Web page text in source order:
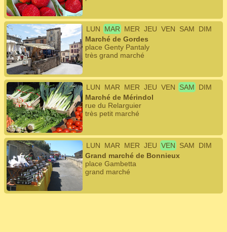
LUN MAR MER JEU VEN SAM
DIM
Marché de Gordes
place Genty Pantaly
très grand marché
LUN MAR MER JEU VEN SAM
DIM
Marché de Mérindol
rue du Relarguier
très petit marché
LUN MAR MER JEU VEN SAM
DIM
Grand marché de Bonnieux
place Gambetta
grand marché